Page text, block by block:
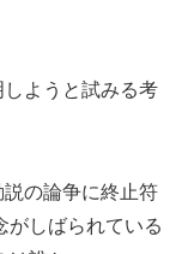
ようと試みる考
の論争に終止符
がしばられている